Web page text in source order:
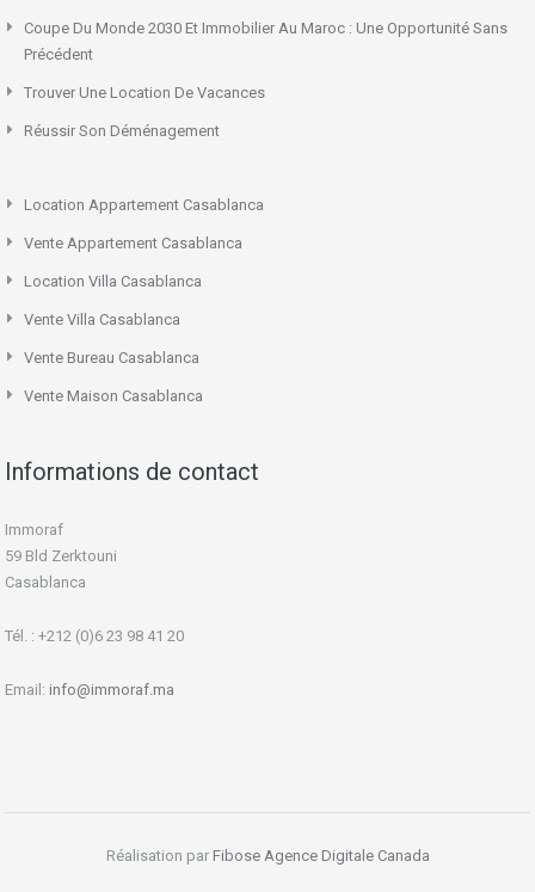
Coupe Du Monde 2030 Et Immobilier Au Maroc : Une Opportunité Sans
Précédent
Trouver Une Location De Vacances
Réussir Son Déménagement
Location Appartement Casablanca
Vente Appartement Casablanca
Location Villa Casablanca
Vente Villa Casablanca
Vente Bureau Casablanca
Vente Maison Casablanca
Informations de contact
Immoraf
59 Bld Zerktouni
Casablanca
Tél. : +212 (0)6 23 98 41 20
Email: info@immoraf.ma
Réalisation par Fibose Agence Digitale Canada